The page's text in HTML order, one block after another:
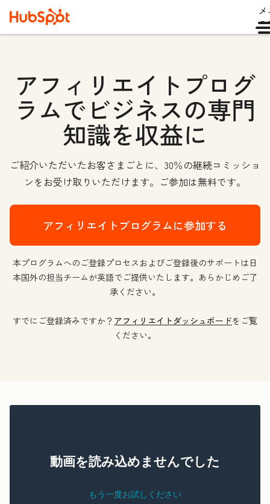
アフィリエイトプログ
ラムでビジネスの専門
知識を収益に
ご紹介いただいたお客さまごとに、30％の継続コミッショ
ンをお受け取りいただけます。ご参加は無料です。
アフィリエイトプログラムに参加する
本プログラムへのご登録プロセスおよびご登録後のサポートは日
本国外の担当チームが英語でご提供いたします。あらかじめご了
承ください。
すでにご登録済みですか？ アフィリエイトダッシュボードをご覧
ください。